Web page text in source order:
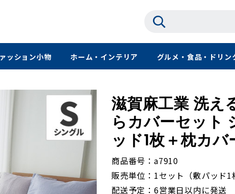
ッション小物 ホーム・インテリア グルメ・食品・ドリン
滋賀麻工業 洗え
らカバーセット
ッド1枚＋枕カバ
商品番号
a7910
販売単位
1セット（敷パッド1
配送予定
6営業日以内に発送